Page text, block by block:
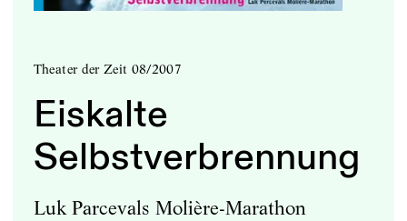
Theater der Zeit 08/2007
Eiskalte
Selbstverbrennung
Luk Parcevals Molière-Marathon